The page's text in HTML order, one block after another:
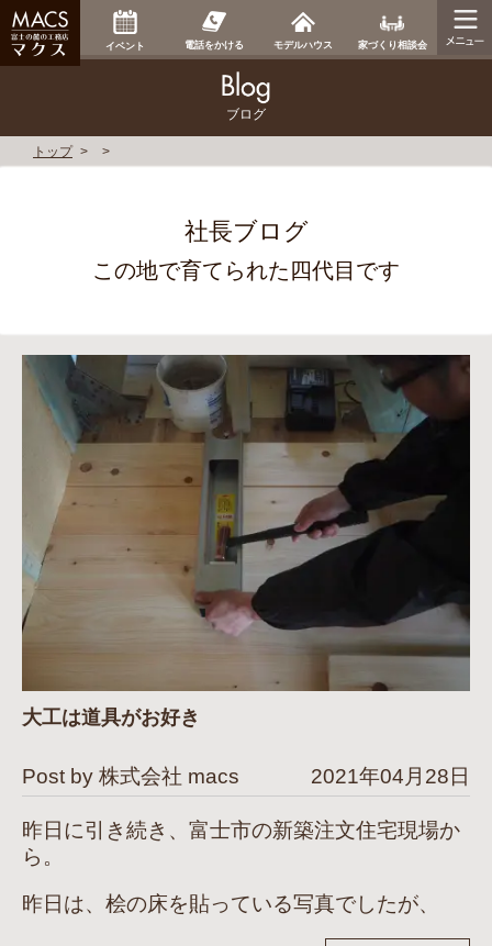
イベント 電話をかける モデルハウス 家づくり相談会
ブログ
トップ
社長ブログ
この地で育てられた四代目です
大工は道具がお好き
Post by 株式会社 macs 2021年04月28日
昨日に引き続き、富士市の新築注文住宅現場か
ら。
昨日は、桧の床を貼っている写真でしたが、